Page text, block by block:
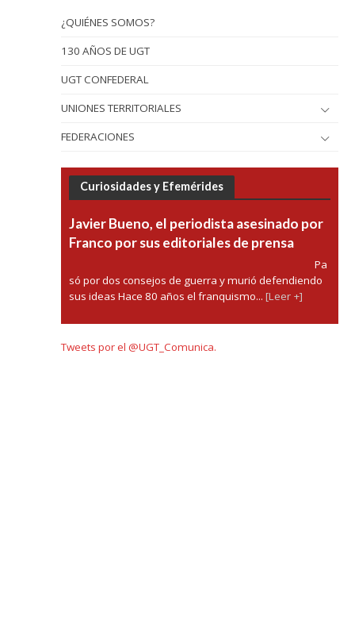
¿QUIÉNES SOMOS?
130 AÑOS DE UGT
UGT CONFEDERAL
UNIONES TERRITORIALES
FEDERACIONES
Curiosidades y Efemérides
Javier Bueno, el periodista asesinado por
Franco por sus editoriales de prensa
Pa
só por dos consejos de guerra y murió defendiendo
sus ideas Hace 80 años el franquismo... [Leer +]
Tweets por el @UGT_Comunica.